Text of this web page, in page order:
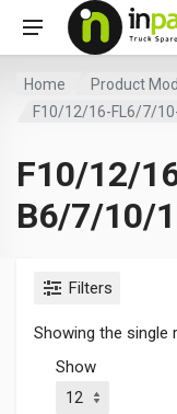
Home
Product
F10/12/16-FL6/7/
F10/12/
B6/7/10/
Filters
Showing the single
Show